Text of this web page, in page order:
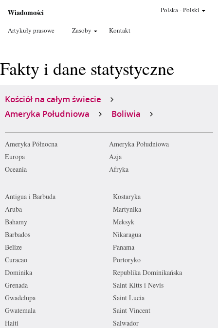
Wiadomości
Artykuły prasowe Zasoby Kontakt
Polska-Polski
Fakty i dane statystyczne
Kościół na całym świecie
Ameryka Południowa
Boliwia
Ameryka Północna
Ameryka Południowa
Europa
Azja
Oceania
Afryka
Antigua i Barbuda
Aruba
Bahamy
Barbados
Belize
Curacao
Dominika
Grenada
Gwadelupa
Gwatemala
Haiti
Kostaryka
Martynika
Meksyk
Nikaragua
Panama
Portoryko
Republika Dominikańska
Saint Kitts i Nevis
Saint Lucia
Saint Vincent
Salwador